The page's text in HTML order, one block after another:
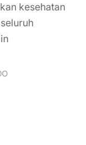
kesehatan